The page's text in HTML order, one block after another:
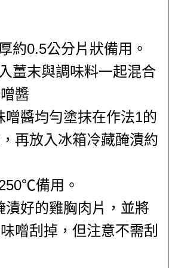
約0.5公分片狀備用。
薑末與調味料一起混合
醬
噌醬均勻塗抹在作法1的
再放入冰箱冷藏醃漬約
備用。
漬好的雞胸肉片，並將
噌刮掉，但注意不需刮